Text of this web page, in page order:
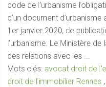
code de l’urbanisme
d’un document
1er janvier 2020, de
l’urbanisme. Le Ministère
des relations avec les ...
Mots clés: avocat droit de
droit de l'immobilier Rennes ,